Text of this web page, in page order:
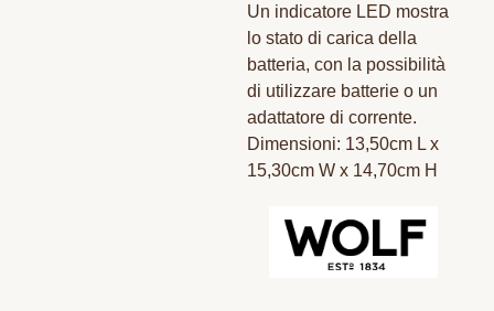
Un indicatore LED mostra
lo stato di carica della
batteria, con la possibilità
di utilizzare batterie o un
adattatore di corrente.
Dimensioni: 13,50cm L x
15,30cm W x 14,70cm H